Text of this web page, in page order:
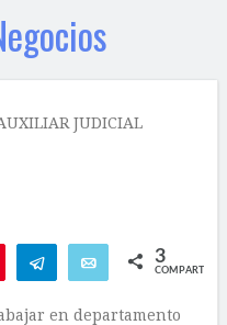
JUDICIAL
Telegram Email 3
COMPARTIR
en departamento